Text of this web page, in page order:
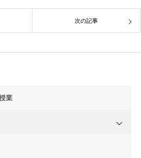
次の記事
業